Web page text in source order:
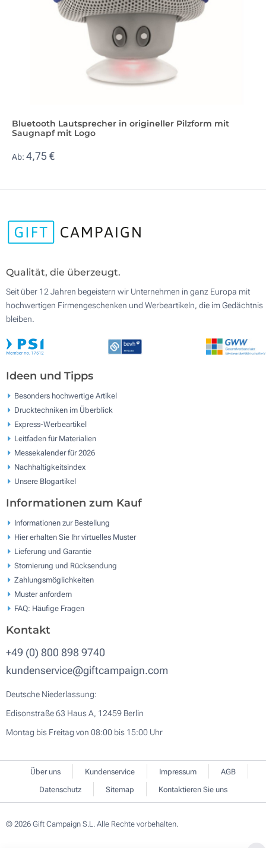
Bluetooth Lautsprecher in origineller Pilzform mit
Saugnapf mit Logo
Ab: 4,75 €
Qualität, die überzeugt.
Seit über 12 Jahren begeistern wir Unternehmen in ganz Europa mit
hochwertigen Firmengeschenken und Werbeartikeln, die im Gedächtnis
bleiben.
Ideen und Tipps
Besonders hochwertige Artikel
Drucktechniken im Überblick
Express-Werbeartikel
Leitfaden für Materialien
Messekalender für 2026
Nachhaltigkeitsindex
Unsere Blogartikel
Informationen zum Kauf
Informationen zur Bestellung
Hier erhalten Sie Ihr virtuelles Muster
Lieferung und Garantie
Stornierung und Rücksendung
Zahlungsmöglichkeiten
Muster anfordern
FAQ: Häufige Fragen
Kontakt
+49 (0) 800 898 9740
kundenservice@giftcampaign.com
Deutsche Niederlassung:
Edisonstraße 63 Haus A, 12459 Berlin
Montag bis Freitag von 08:00 bis 15:00 Uhr
Über uns Kundenservice Impressum
AGB
Datenschutz
Sitemap Kontaktieren Sie uns
© 2026 Gift Campaign S.L. Alle Rechte vorbehalten.